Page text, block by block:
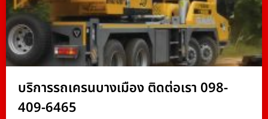
บริการรถเครนบางเมือง ติดต่อเรา 098-
409-6465